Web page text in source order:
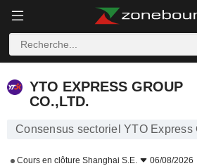
YTO EXPRESS GROUP
CO.,LTD.
Consensus sectoriel YTO Express
Cours en clôture Shanghai S.E. 06/08/2026